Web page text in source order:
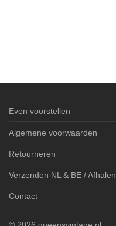
Even voorstellen
Algemene voorwaarden
Retourneren
Verzenden NL & BE / Afhalen
Contact